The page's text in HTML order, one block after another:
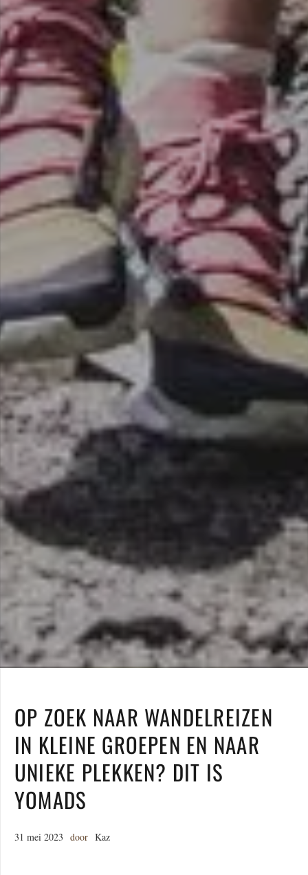
OP ZOEK NAAR WANDELREIZEN
IN KLEINE GROEPEN EN NAAR
UNIEKE PLEKKEN? DIT IS
YOMADS
31 mei 2023 door Kaz